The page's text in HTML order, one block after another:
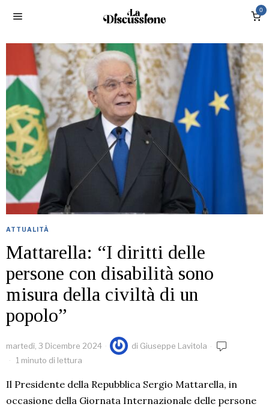
0
ATTUALITÀ
Mattarella: “I diritti delle
persone con disabilità sono
misura della civiltà di un
popolo”
martedì, 3 Dicembre 2024 di Giuseppe Lavitola
1 minuto di lettura
Il Presidente della Repubblica Sergio Mattarella, in
occasione della Giornata Internazionale delle persone